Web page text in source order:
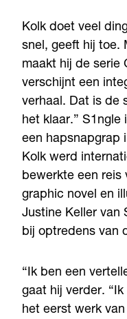
Kolk doet veel
snel, geeft hij toe.
maakt hij de serie
verschijnt een
verhaal. Dat is de
het klaar.” S1ngle
een hapsnapgrap
Kolk werd
bewerkte een reis
graphic novel en
Justine Keller van
bij optredens van
“Ik ben een
gaat hij verder.
het eerst werk